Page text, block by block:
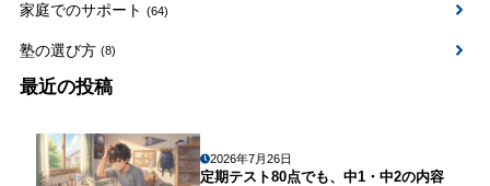
家庭でのサポート (64)
塾の選び方 (8)
最近の投稿
2026年7月26日
定期テスト80点でも、中1・中2の内容